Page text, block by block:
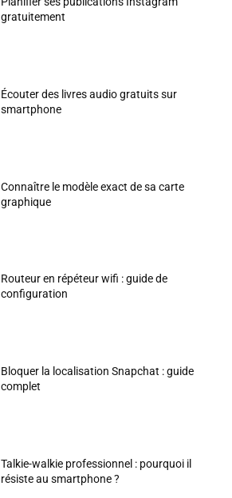
gratuitement
Écouter des livres audio gratuits sur
smartphone
Connaître le modèle exact de sa carte
graphique
Routeur en répéteur wifi : guide de
configuration
Bloquer la localisation Snapchat : guide
complet
Talkie-walkie professionnel : pourquoi il
résiste au smartphone ?